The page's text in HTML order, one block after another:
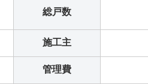
総戸数
施工主
管理費